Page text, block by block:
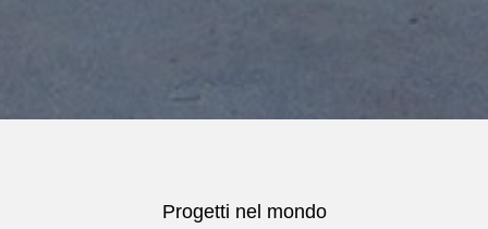
Progetti nel mondo